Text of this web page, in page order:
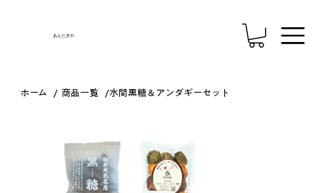
あんだぎや
ホーム / 商品一覧 /水間黒糖＆アンダギーセット